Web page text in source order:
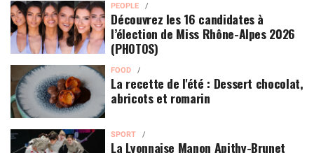
PEOPLE
Découvrez les 16 candidates à
l’élection de Miss Rhône-Alpes 2026
(PHOTOS)
FOOD
La recette de l'été : Dessert chocolat,
abricots et romarin
SPORT
La Lyonnaise Manon Apithy-Brunet